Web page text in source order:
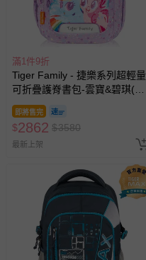
滿1件9折
Tiger Family - 捷樂系列超輕量
可折疊護脊書包-雲寶&碧琪(聯
名款)
即將售完
$2862 $3580
最新上架